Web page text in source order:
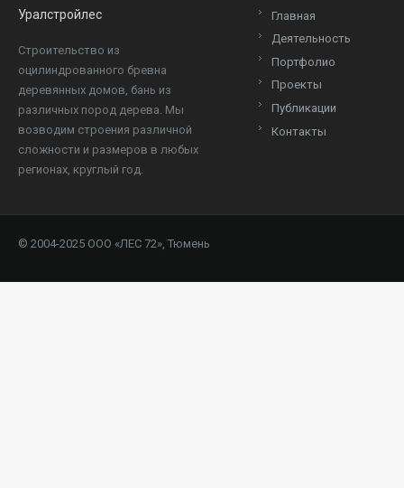
Уралстройлес
Cтроительство из
оцилиндрованного бревна
деревянных домов, бань из
различных пород дерева. Мы
возводим строения различной
сложности и размеров в любых
регионах, круглый год.
Главная
Деятельность
Портфолио
Проекты
Публикации
Контакты
© 2004-2025 ООО «ЛЕС 72», Тюмень